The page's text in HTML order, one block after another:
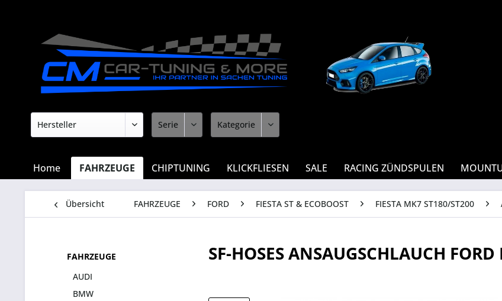
Home FAHRZEUGE CHIPTUNING KLICKFLIESEN SALE RACING ZÜNDSPULEN
Übersicht FAHRZEUGE FORD FIESTA ST & ECOBOOST FIESTA MK7 ST180/ST200
FAHRZEUGE
AUDI
BMW
SF-HOSES ANSAUGSCHLAUCH FORD